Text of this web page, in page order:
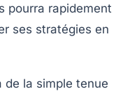
pourra rapidement
ses stratégies en
de la simple tenue